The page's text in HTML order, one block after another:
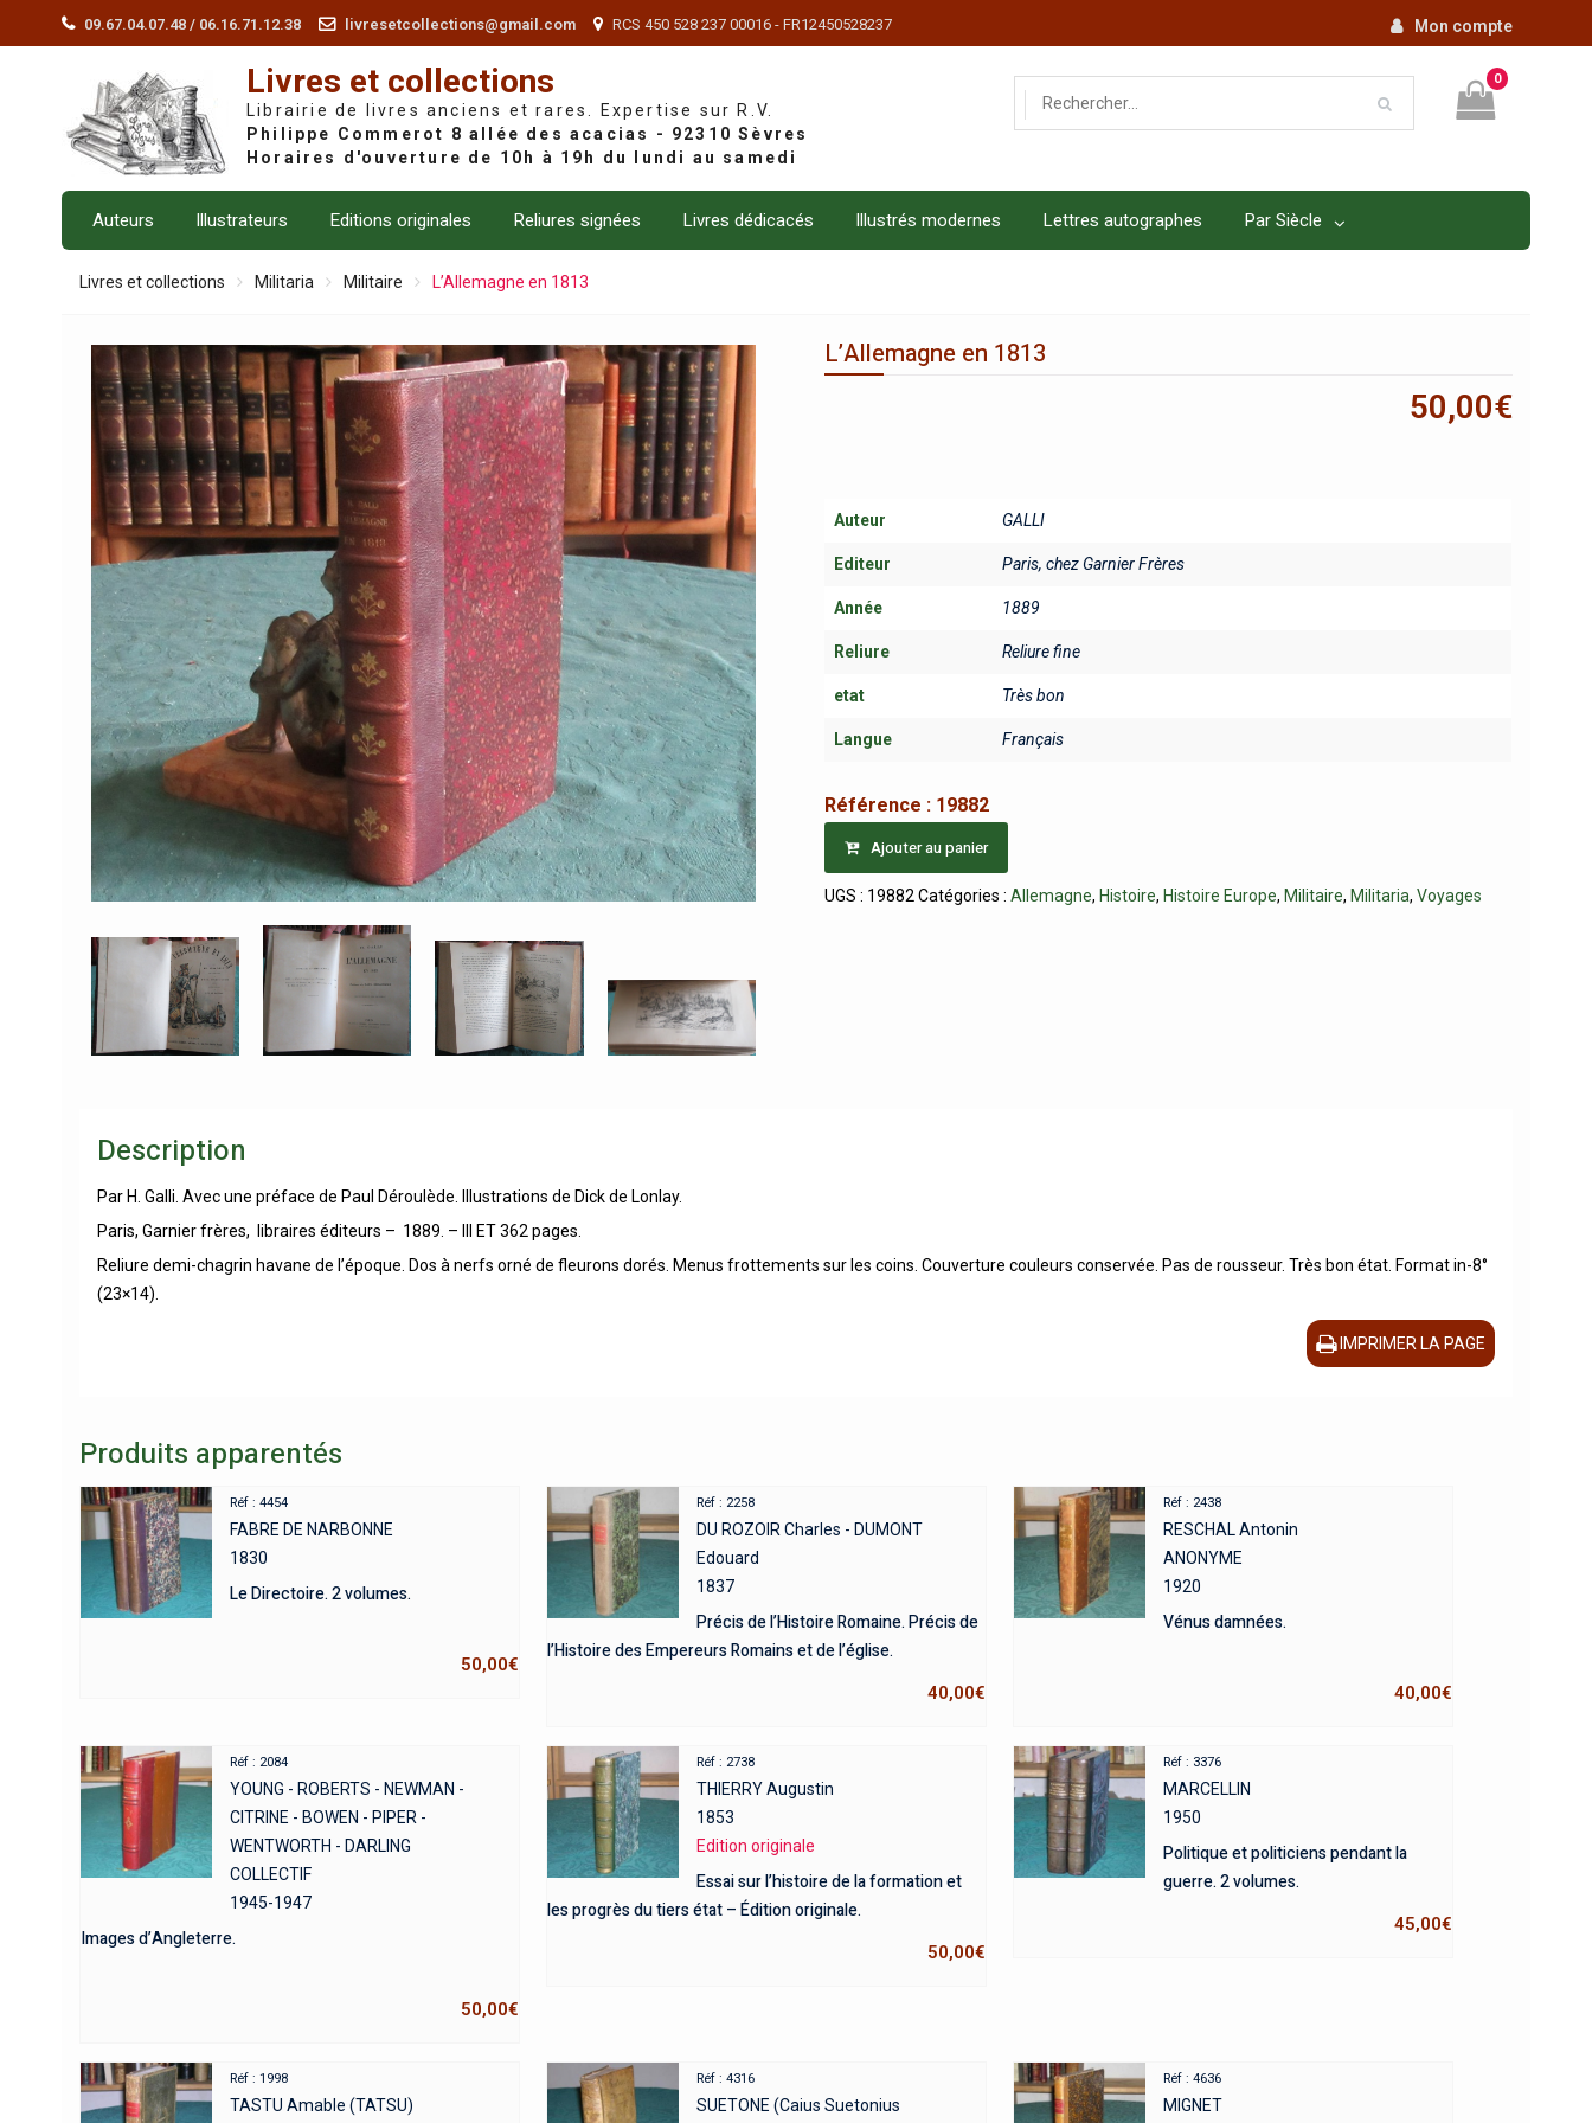
09.67.04.07.48 / 06.16.71.12.38 livresetcollections@gmail.com RCS 450 528 237 00016 - FR12450528237 Mon compte
Livres et collections
Librairie de livres anciens et rares. Expertise sur R.V.
0
Auteurs Illustrateurs Editions originales Reliures signées Livres dédicacés Illustrés modernes Lettres autographes Par Siècle
Livres et collections Militaria Militaire L’Allemagne en 1813
L’Allemagne en 1813
50,00€
Auteur GALLI
Editeur Paris, chez Garnier Frères
Année 1889
Reliure Reliure fine
etat Très bon
Langue Français
Référence : 19882
Ajouter au panier
UGS : 19882 Catégories :Allemagne, Histoire, Histoire Europe, Militaire, Militaria,Voyages
Description
Par H. Galli. Avec une préface de Paul Déroulède. Illustrations de Dick de Lonlay.
Paris, Garnier frères, libraires éditeurs – 1889. – III ET 362 pages.
Reliure demi-chagrin havane de l’époque. Dos à nerfs orné de fleurons dorés. Menus frottements sur les coins. Couverture couleurs conservée. Pas de rousseur. Très bon état. Format in-8°
(23×14).
IMPRIMER LA PAGE
Produits apparentés
Réf : 4454
FABRE DE NARBONNE
1830
Le Directoire. 2 volumes.
50,00€
Réf : 2258
DU ROZOIR Charles - DUMONT
Edouard
1837
Précis de l’Histoire Romaine. Précis de
l’Histoire des Empereurs Romains et de l’église.
40,00€
Réf : 2438
RESCHAL Antonin
ANONYME
1920
Vénus damnées.
40,00€
Réf : 2084
YOUNG - ROBERTS - NEWMAN -
CITRINE - BOWEN - PIPER -
WENTWORTH - DARLING
COLLECTIF
1945-1947
Images d’Angleterre.
50,00€
Réf : 2738
THIERRY Augustin
1853
Edition originale
Essai sur l’histoire de la formation et
les progrès du tiers état – Édition originale.
50,00€
Réf : 3376
MARCELLIN
1950
Politique et politiciens pendant la
guerre. 2 volumes.
45,00€
Réf : 1998
TASTU Amable (TATSU)
Réf : 4316
SUETONE (Caius Suetonius
Réf : 4636
MIGNET